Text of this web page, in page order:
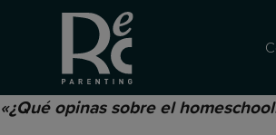
«¿Qué opinas sobre el